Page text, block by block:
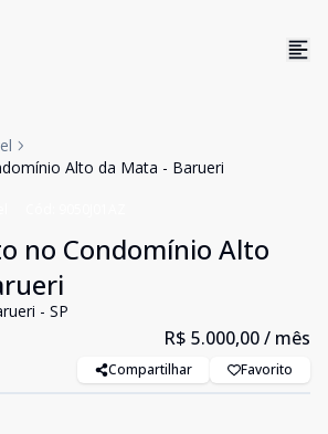
Alto da Mata - Barueri
no Condomínio Alto
- SP
R$ 5.000,00/ mês
Compartilhar Favorito